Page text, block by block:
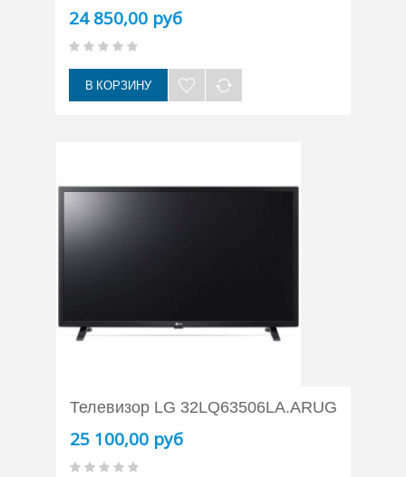
24 850,00 руб
В КОРЗИНУ
Телевизор LG 32LQ63506LA.ARUG
25 100,00 руб